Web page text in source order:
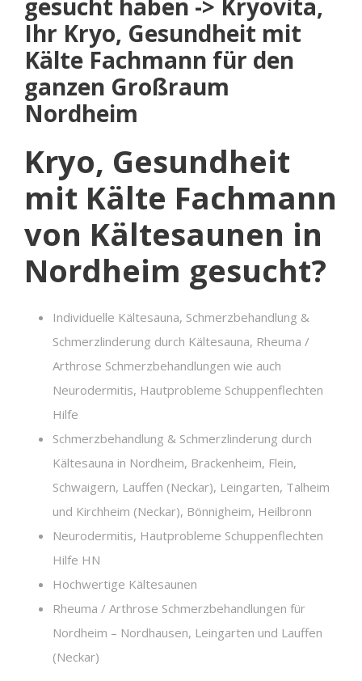
Ihr Kryo, Gesundheit mit
Kälte Fachmann für den
ganzen Großraum
Nordheim
Kryo, Gesundheit
mit Kälte Fachmann
von Kältesaunen in
Nordheim gesucht?
Individuelle Kältesauna, Schmerzbehandlung &
Schmerzlinderung durch Kältesauna, Rheuma /
Arthrose Schmerzbehandlungen wie auch
Neurodermitis, Hautprobleme Schuppenflechten
Hilfe
Schmerzbehandlung & Schmerzlinderung durch
Kältesauna in Nordheim, Brackenheim, Flein,
Schwaigern, Lauffen (Neckar), Leingarten, Talheim
und Kirchheim (Neckar), Bönnigheim, Heilbronn
Neurodermitis, Hautprobleme Schuppenflechten
Hilfe HN
Hochwertige Kältesaunen
Rheuma / Arthrose Schmerzbehandlungen für
Nordheim – Nordhausen, Leingarten und Lauffen
(Neckar)